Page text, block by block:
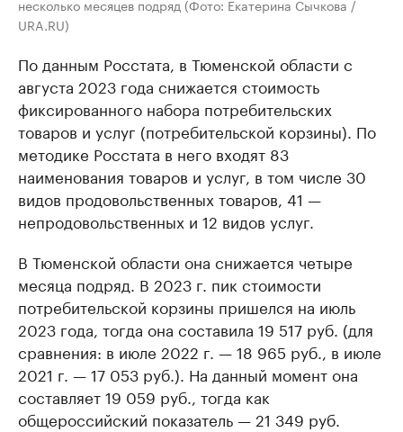
несколько месяцев подряд (Фото: Екатерина Сычкова /
URA.RU)
По данным Росстата, в Тюменской области с
августа 2023 года снижается стоимость
фиксированного набора потребительских
товаров и услуг (потребительской корзины). По
методике Росстата в него входят 83
наименования товаров и услуг, в том числе 30
видов продовольственных товаров, 41 —
непродовольственных и 12 видов услуг.
В Тюменской области она снижается четыре
месяца подряд. В 2023 г. пик стоимости
потребительской корзины пришелся на июль
2023 года, тогда она составила 19 517 руб. (для
сравнения: в июле 2022 г. — 18 965 руб., в июле
2021 г. — 17 053 руб.). На данный момент она
составляет 19 059 руб., тогда как
общероссийский показатель — 21 349 руб.